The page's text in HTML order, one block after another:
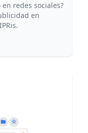
redes sociales?
en